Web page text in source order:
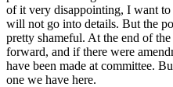
of it very disappointing, I want
will not go into details. But the
pretty shameful. At the end of
forward, and if there were
have been made at committee.
one we have here.